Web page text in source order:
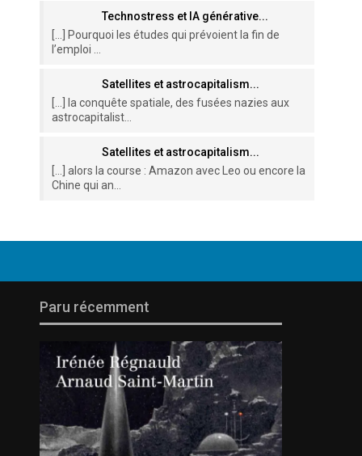
Technostress et IA générative...
[…] Pourquoi les études qui prévoient la fin de
l’emploi ...
Satellites et astrocapitalism...
[…] la conquête spatiale, des fusées nazies aux
astrocapitalist...
Satellites et astrocapitalism...
[…] alors la course : Amazon avec Leo ou encore la
Chine qui an...
Paru récemment